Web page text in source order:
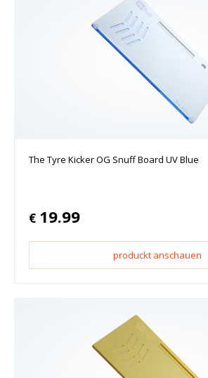
The Tyre Kicker OG Snuff Board UV Blue
€ 19.99
produckt anschauen